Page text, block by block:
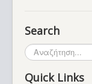
Search
Αναζήτηση...
Quick Links